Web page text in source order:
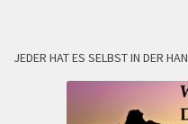
JEDER HAT ES SELBST IN DER